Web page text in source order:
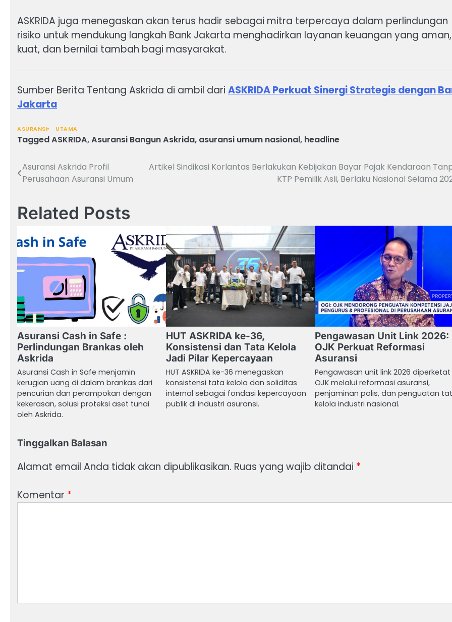
ASKRIDA juga menegaskan akan terus hadir sebagai mitra terpercaya dalam perlindungan
risiko untuk mendukung langkah Bank Jakarta menghadirkan layanan keuangan yang aman,
kuat, dan bernilai tambah bagi masyarakat.
Sumber Berita Tentang Askrida di ambil dari ASKRIDA Perkuat Sinergi Strategis dengan
Jakarta
ASURANSI UTAMA
TaggedASKRIDA,Asuransi Bangun Askrida, asuransi umum nasional, headline
Navigasi
Asuransi Askrida Profil
Perusahaan Asuransi Umum
Artikel Sindikasi Korlantas Berlakukan Kebijakan Bayar Pajak Kendaraan
KTP Pemilik Asli, Berlaku Nasional Selama
Related Posts
Asuransi Cash in Safe :
Perlindungan Brankas oleh
Askrida
Asuransi Cash in Safe menjamin
kerugian uang di dalam brankas dari
pencurian dan perampokan dengan
kekerasan, solusi proteksi aset tunai
oleh Askrida.
HUT ASKRIDA ke-36,
Konsistensi dan Tata Kelola
Jadi Pilar Kepercayaan
HUT ASKRIDA ke-36 menegaskan
konsistensi tata kelola dan soliditas
internal sebagai fondasi kepercayaan
publik di industri asuransi.
Pengawasan Unit Link 2026:
OJK Perkuat Reformasi
Asuransi
Pengawasan unit link 2026 diperketat
OJK melalui reformasi asuransi,
penjaminan polis, dan penguatan
kelola industri nasional.
Tinggalkan Balasan
Alamat email Anda tidak akan dipublikasikan. Ruas yang wajib ditandai *
Komentar *